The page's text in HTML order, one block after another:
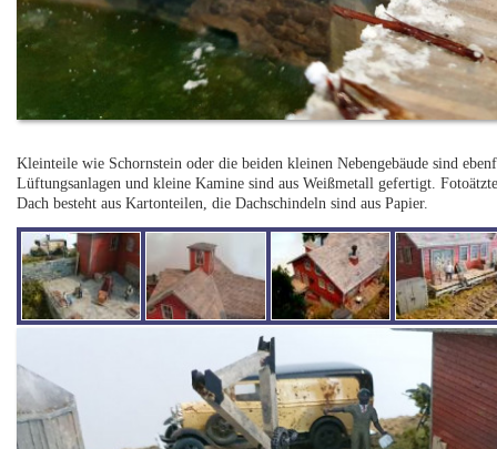
Kleinteile wie Schornstein oder die beiden kleinen Nebengebäude sind
Lüftungsanlagen und kleine Kamine sind aus Weißmetall gefertigt.
Dach besteht aus Kartonteilen, die Dachschindeln sind aus Papier.